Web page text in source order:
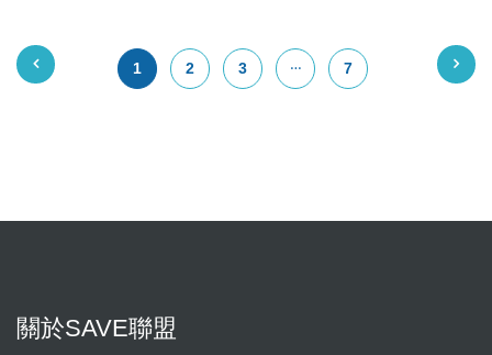
1 2 3 7
關於SAVE聯盟